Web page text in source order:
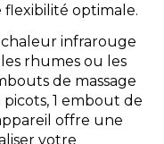
optimale.
infrarouge
rhumes ou les
de massage
1 embout de
offre une
votre